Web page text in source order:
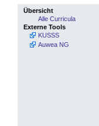
Übersicht
Alle Curricula
Externe Tools
KUSSS
Auwea NG